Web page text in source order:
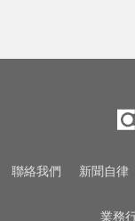
顆粒」
曾號
住處
漢光首
聯絡我們 新聞自律
業務